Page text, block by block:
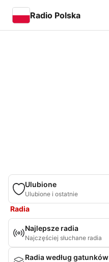
Radio Polska
Ulubione
Ulubione i ostatnie
Radia
Najlepsze radia
Najczęściej słuchane radia
Radia według gatunków